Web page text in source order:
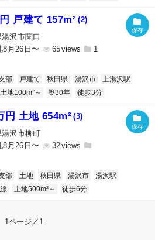
戸建て 157m² (2)
沢市関口
8月26日〜
65 1
部 戸建て 秋田県 湯沢市
上湯沢駅
土地100m²～ 築30年 徒歩3分
円 土地 654m² (3)
沢市柳町
8月26日〜
32
部 土地 秋田県 湯沢市
湯沢駅
土地500m²～ 徒歩6分
1ページ／1